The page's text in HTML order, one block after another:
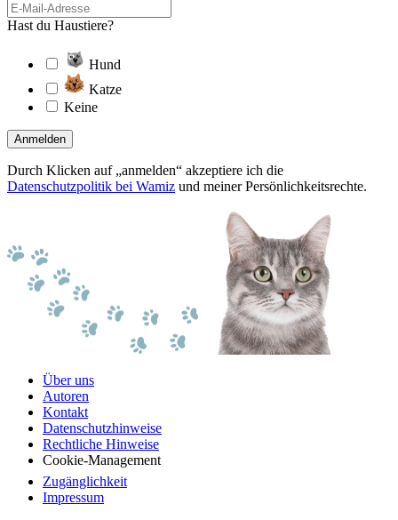
Hast du Haustiere?
Hund
Katze
Keine
Anmelden
Durch Klicken auf „anmelden“ akzeptiere ich die
Datenschutzpolitik bei Wamiz und meiner Persönlichkeitsrechte.
Über uns
Autoren
Kontakt
Datenschutzhinweise
Rechtliche Hinweise
Cookie-Management
Zugänglichkeit
Impressum